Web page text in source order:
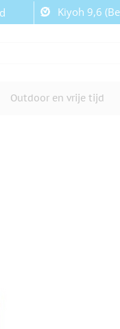
Kiyoh 9,6
Outdoor en vrije tijd